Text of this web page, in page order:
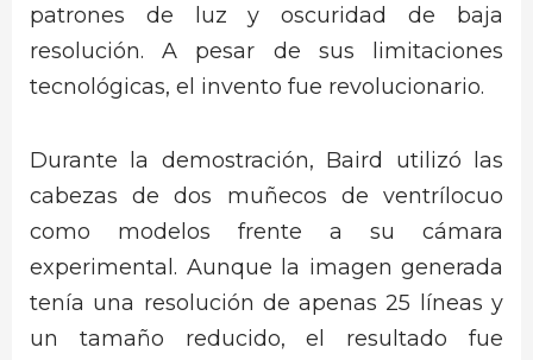
patrones de luz y oscuridad de baja
resolución. A pesar de sus limitaciones
tecnológicas, el invento fue revolucionario.
Durante la demostración, Baird utilizó las
cabezas de dos muñecos de ventrílocuo
como modelos frente a su cámara
experimental. Aunque la imagen generada
tenía una resolución de apenas 25 líneas y
un tamaño reducido, el resultado fue